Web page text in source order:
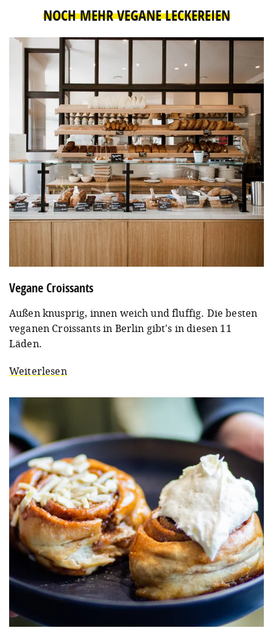
NOCH MEHR VEGANE LECKEREIEN
Vegane Croissants
Außen knusprig, innen weich und fluffig. Die besten
veganen Croissants in Berlin gibt's in diesen 11
Läden.
Weiterlesen